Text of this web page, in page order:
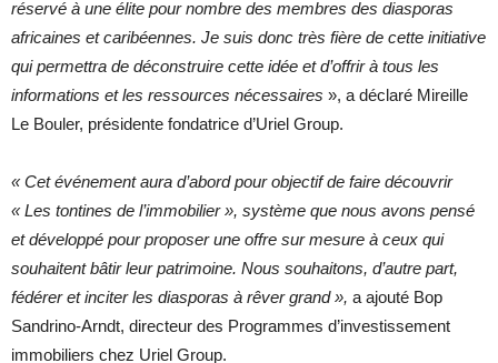
réservé à une élite pour nombre des membres des diasporas
africaines et caribéennes. Je suis donc très fière de cette initiative
qui permettra de déconstruire cette idée et d’offrir à tous les
informations et les ressources nécessaires », a déclaré Mireille
Le Bouler, présidente fondatrice d’Uriel Group.
« Cet événement aura d’abord pour objectif de faire découvrir
« Les tontines de l’immobilier », système que nous avons pensé
et développé pour proposer une offre sur mesure à ceux qui
souhaitent bâtir leur patrimoine. Nous souhaitons, d’autre part,
fédérer et inciter les diasporas à rêver grand », a ajouté Bop
Sandrino-Arndt, directeur des Programmes d’investissement
immobiliers chez Uriel Group.